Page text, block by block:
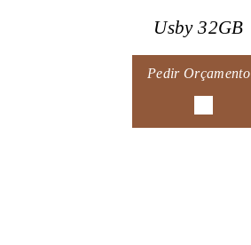
Usby 32GB
Pedir Orçamento